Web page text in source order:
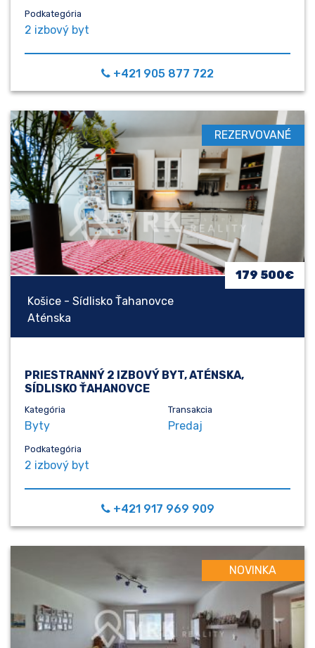
Podkategória
2 izbový byt
+421 905 877 722
REZERVOVANÉ
Košice - Sídlisko Ťahanovce
Aténska
179 500€
PRIESTRANNÝ 2 IZBOVÝ BYT, ATÉNSKA,
SÍDLISKO ŤAHANOVCE
Kategória
Byty
Transakcia
Predaj
Podkategória
2 izbový byt
+421 917 969 909
NOVINKA